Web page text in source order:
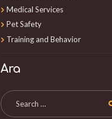
Medical Services
Pet Safety
Training and Behavior
Ara